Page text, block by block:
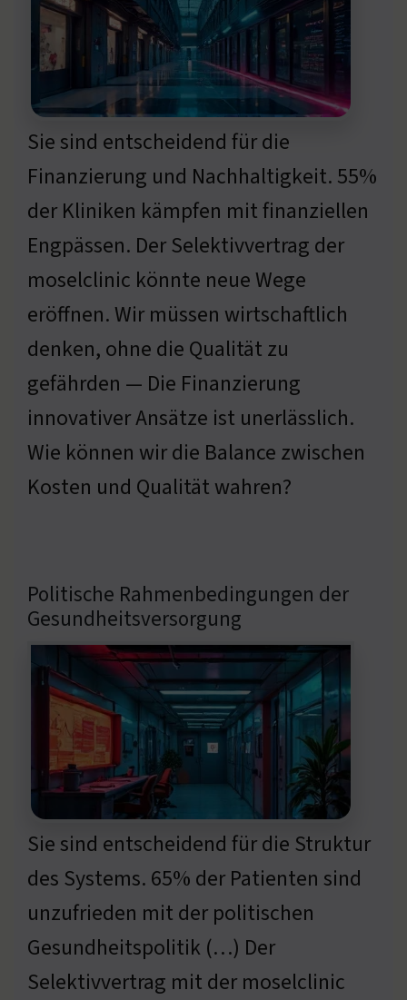
Sie sind entscheidend für die
Finanzierung und Nachhaltigkeit. 55%
der Kliniken kämpfen mit finanziellen
Engpässen. Der Selektivvertrag der
moselclinic könnte neue Wege
eröffnen. Wir müssen wirtschaftlich
denken, ohne die Qualität zu
gefährden — Die Finanzierung
innovativer Ansätze ist unerlässlich.
Wie können wir die Balance zwischen
Kosten und Qualität wahren?
Politische Rahmenbedingungen der
Gesundheitsversorgung
Sie sind entscheidend für die Struktur
des Systems. 65% der Patienten sind
unzufrieden mit der politischen
Gesundheitspolitik (…) Der
Selektivvertrag mit der moselclinic